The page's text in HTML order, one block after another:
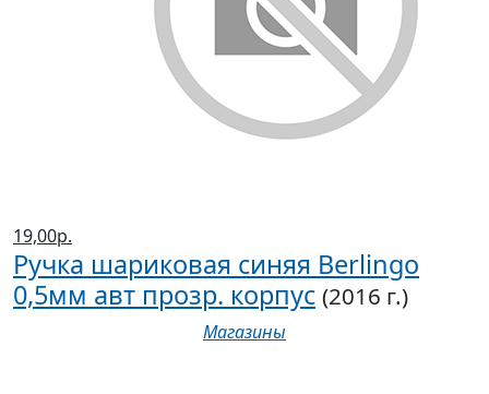
19,00р.
Ручка шариковая синяя Berlingo
0,5мм авт прозр. корпус (2016 г.)
Магазины